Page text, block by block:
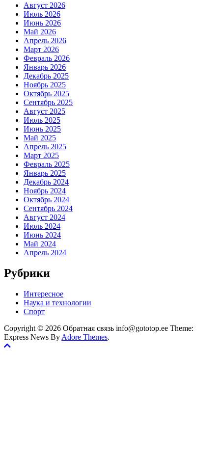
Август 2026
Июль 2026
Июнь 2026
Май 2026
Апрель 2026
Март 2026
Февраль 2026
Январь 2026
Декабрь 2025
Ноябрь 2025
Октябрь 2025
Сентябрь 2025
Август 2025
Июль 2025
Июнь 2025
Май 2025
Апрель 2025
Март 2025
Февраль 2025
Январь 2025
Декабрь 2024
Ноябрь 2024
Октябрь 2024
Сентябрь 2024
Август 2024
Июль 2024
Июнь 2024
Май 2024
Апрель 2024
Рубрики
Интересное
Наука и технологии
Спорт
Copyright © 2026 Обратная связь info@gototop.ee Theme:
Express News By Adore Themes.